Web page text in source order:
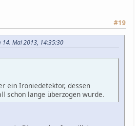
#19
Mai 2013, 14:35:30
ein Ironiedetektor, dessen
schon lange überzogen wurde.